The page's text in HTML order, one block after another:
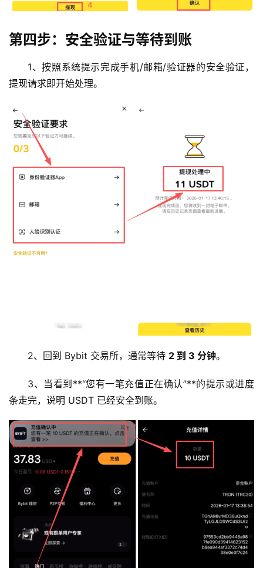
第四步：安全验证与等待到账
1、按照系统提示完成手机/邮箱/验证器的安全验证，
提现请求即开始处理。
2、回到 Bybit 交易所，通常等待 2 到 3 分钟。
3、当看到**“您有一笔充值正在确认”**的提示或进度
条走完，说明 USDT 已经安全到账。